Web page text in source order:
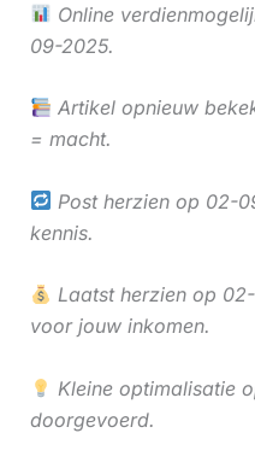
Online
09-2025.
Artikel opnieuw
= macht.
Post herzien op 02-
kennis.
Laatst herzien op
voor jouw inkomen.
Kleine optimalisatie
doorgevoerd.